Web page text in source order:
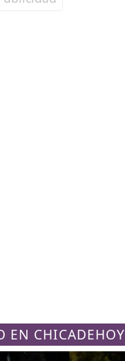
EN CHICADEHOY